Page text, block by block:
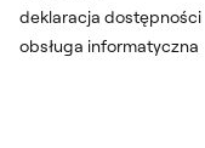
deklaracja dostępności
obsługa informatyczna